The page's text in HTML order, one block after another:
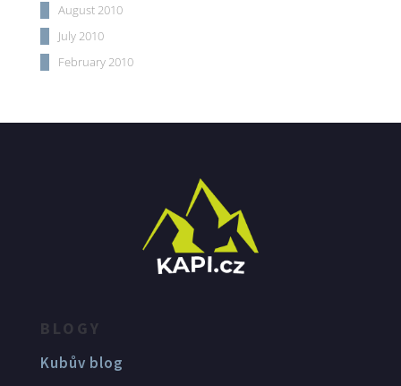
August 2010
July 2010
February 2010
BLOGY
Kubův blog